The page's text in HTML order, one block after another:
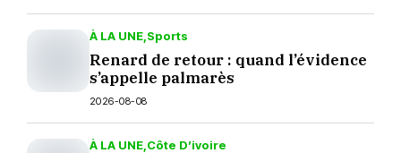
À LA UNE Sports
Renard de retour : quand l’évidence
s’appelle palmarès
2026-08-08
À LA UNE Côte D’ivoire